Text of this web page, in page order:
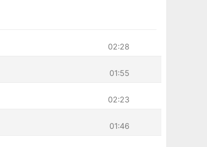
02:28
01:55
02:23
01:46